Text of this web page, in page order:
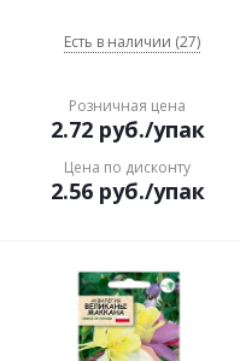
Есть в наличии (27)
Розничная цена
2.72руб./упак
Цена по дисконту
2.56руб./упак